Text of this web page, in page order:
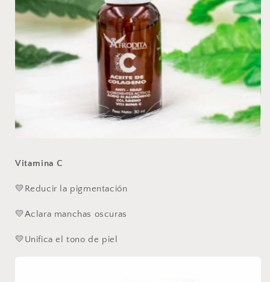
Vitamina C
💛Reducir la pigmentación
💛Aclara manchas oscuras
💛Unifica el tono de piel